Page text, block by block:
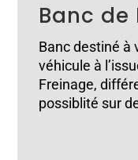
Banc
Banc destiné à
véhicule à
Freinage,
possiblité sur